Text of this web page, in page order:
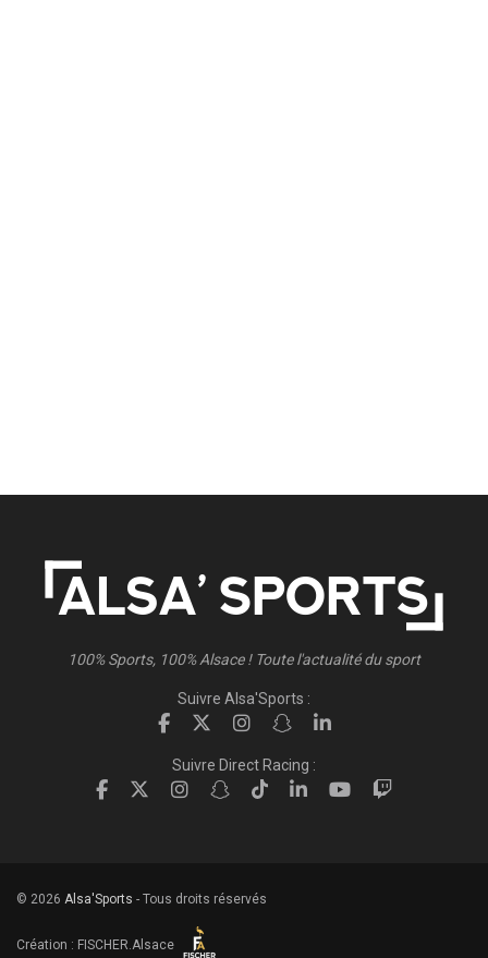
100% Sports, 100% Alsace ! Toute l'actualité du sport
Suivre Alsa'Sports :
Suivre Direct Racing :
© 2026 Alsa'Sports - Tous droits réservés
Création : FISCHER.Alsace